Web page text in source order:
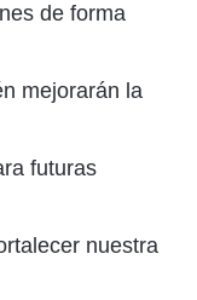
de forma
mejorarán la
futuras
nuestra